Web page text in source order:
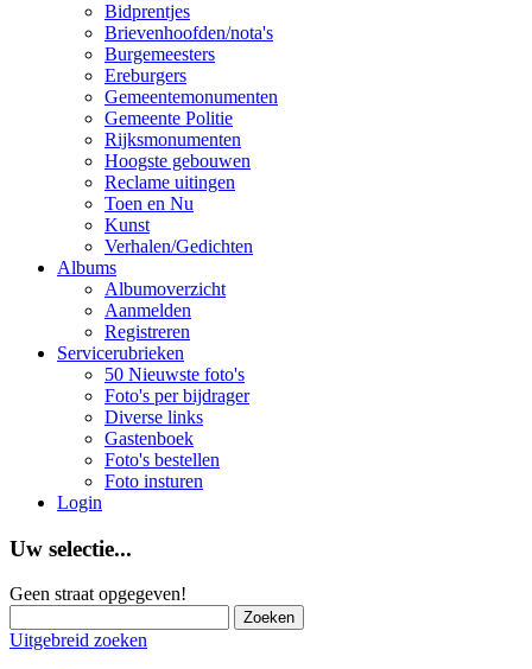
Bidprentjes
Brievenhoofden/nota's
Burgemeesters
Ereburgers
Gemeentemonumenten
Gemeente Politie
Rijksmonumenten
Hoogste gebouwen
Reclame uitingen
Toen en Nu
Kunst
Verhalen/Gedichten
Albums
Albumoverzicht
Aanmelden
Registreren
Servicerubrieken
50 Nieuwste foto's
Foto's per bijdrager
Diverse links
Gastenboek
Foto's bestellen
Foto insturen
Login
Uw selectie...
Geen straat opgegeven!
Uitgebreid zoeken